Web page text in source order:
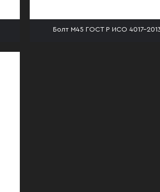
Болт М45 ГОСТ Р ИСО 4017-